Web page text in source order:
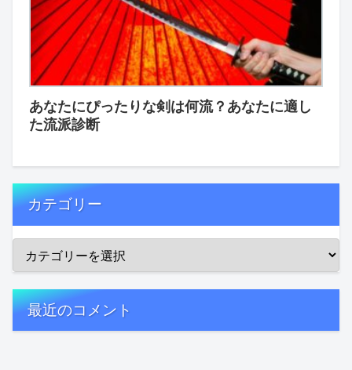
あなたにぴったりな剣は何流？あなたに適し
た流派診断
カテゴリー
最近のコメント